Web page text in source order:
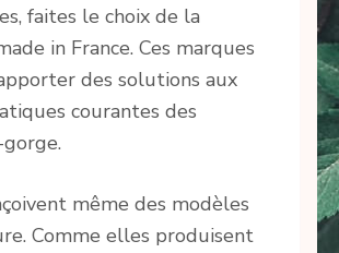
faites le choix de la
in France. Ces marques
des solutions aux
courantes des
même des modèles
Comme elles produisent